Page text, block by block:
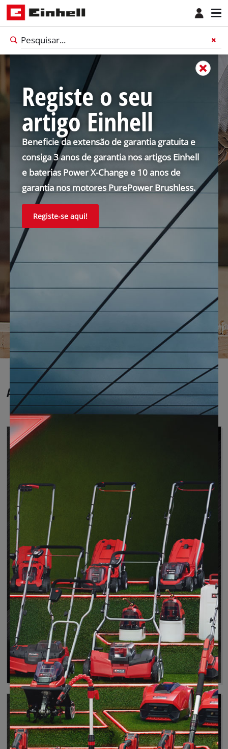
Português
Registe o seu
artigo Einhell
Beneficie da extensão de garantia gratuita e
consiga 3 anos de garantia nos artigos Einhell
e baterias Power X-Change e 10 anos de
garantia nos motores PurePower Brushless.
Registe-se aqui!
As nossas garantias em visão geral
Extensão da garantia para 3 anos
Garantia do produto